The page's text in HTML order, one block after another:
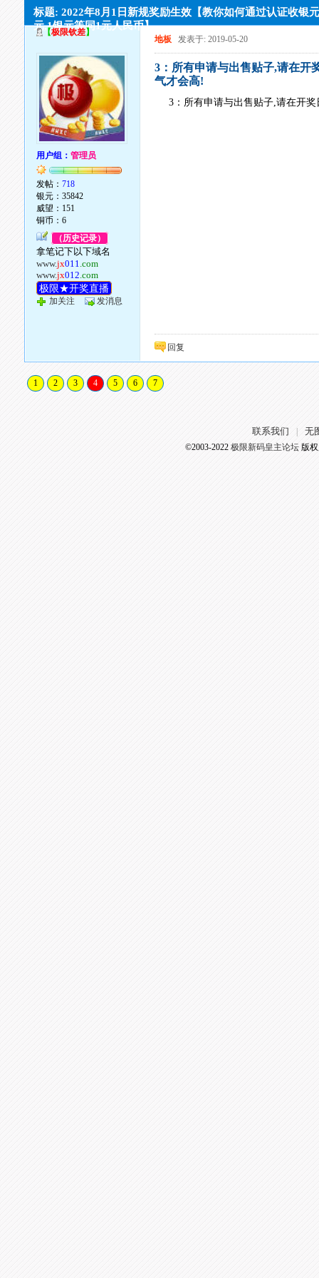
标题: 2022年8月1日新规奖励生效【教你如何通过认证收银
元,1银元等同1元人民币】
【极限钦差】
用户组：管理员
发帖：718
银元：35842
威望：151
铜币：6
（历史记录）
拿笔记下以下域名
www.jx011.com
www.jx012.com
极限★开奖直播
加关注 发消息
地板 发表于: 2019-05-20
3：所有申请与出售贴子,请在开
气才会高!
3：所有申请与出售贴子,请在开
回复
1 2 3 4 5 6 7
联系我们 无
©2003-2022 极限新码皇主论坛版权